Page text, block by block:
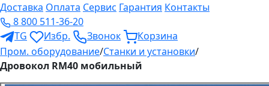
Доставка Оплата Сервис Гарантия Контакты
8 800 511-36-20
TG
Избр. Звонок
Корзина
Пром. оборудование/Станки и установки/
Дровокол RM40 мобильный